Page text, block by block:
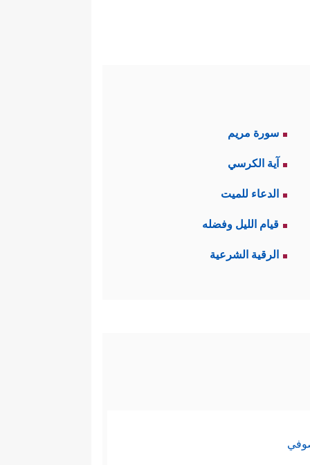
سورة مريم
آية الكرسي
الدعاء للميت
قيام الليل وفضله
الرقية الشرعية